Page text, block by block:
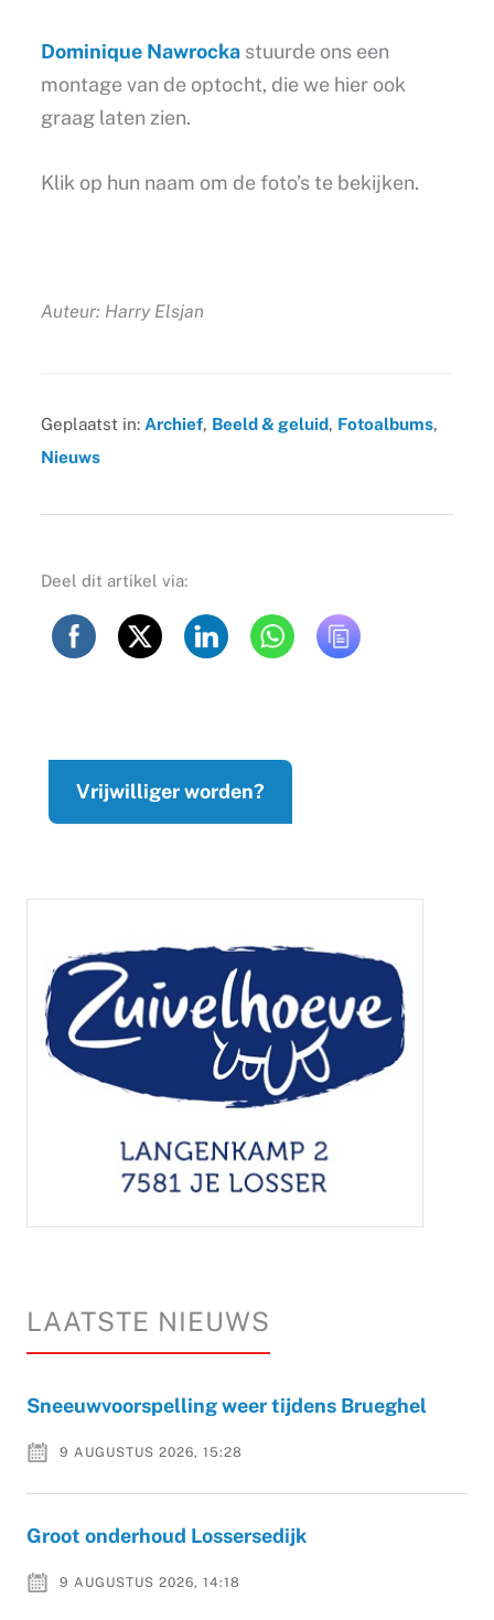
Dominique Nawrockastuurde ons een
montage van de optocht, die we hier ook
graag laten zien.
Klik op hun naam om de foto’s te bekijken.
Auteur: Harry Elsjan
Geplaatst in: Archief, Beeld & geluid, Fotoalbums,
Nieuws
Deel dit artikel via:
Vrijwilliger worden?
LAATSTE NIEUWS
Sneeuwvoorspelling weer tijdens Brueghel
9 AUGUSTUS 2026, 15:28
Groot onderhoud Lossersedijk
9 AUGUSTUS 2026, 14:18